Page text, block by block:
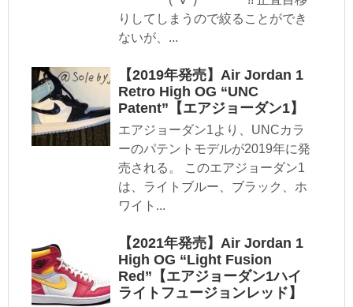
りしてしまうので絞ることができ
ないが、...
【2019年発売】Air Jordan 1
Retro High OG “UNC
Patent”【エアジョーダン1】
エアジョーダン1より、UNCカラ
ーのパテントモデルが2019年に発
売される。 このエアジョーダン1
は、ライトブルー、ブラック、ホ
ワイト...
【2021年発売】Air Jordan 1
High OG “Light Fusion
Red”【エアジョーダン1ハイ
ライトフュージョンレッド】